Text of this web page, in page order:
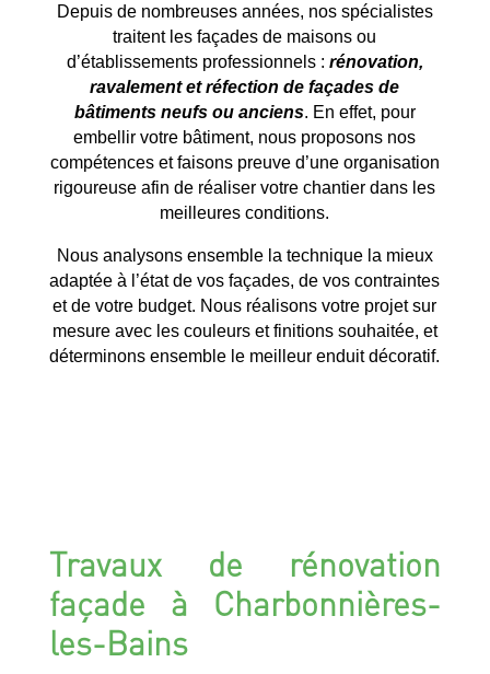
Depuis de nombreuses années, nos spécialistes
traitent les façades de maisons ou
d’établissements professionnels : rénovation,
ravalement et réfection de façades de
bâtiments neufs ou anciens. En effet, pour
embellir votre bâtiment, nous proposons nos
compétences et faisons preuve d’une organisation
rigoureuse afin de réaliser votre chantier dans les
meilleures conditions.
Nous analysons ensemble la technique la mieux
adaptée à l’état de vos façades, de vos contraintes
et de votre budget. Nous réalisons votre projet sur
mesure avec les couleurs et finitions souhaitée, et
déterminons ensemble le meilleur enduit décoratif.
Travaux de rénovation
façade à Charbonnières-
les-Bains